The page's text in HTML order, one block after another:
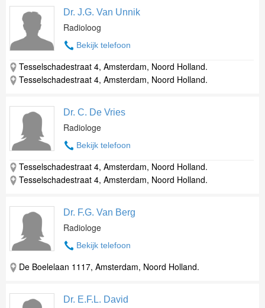
Dr. J.G. Van Unnik
Radioloog
Bekijk telefoon
Tesselschadestraat 4, Amsterdam, Noord Holland.
Tesselschadestraat 4, Amsterdam, Noord Holland.
Dr. C. De Vries
Radiologe
Bekijk telefoon
Tesselschadestraat 4, Amsterdam, Noord Holland.
Tesselschadestraat 4, Amsterdam, Noord Holland.
Dr. F.G. Van Berg
Radiologe
Bekijk telefoon
De Boelelaan 1117, Amsterdam, Noord Holland.
Dr. E.F.L. David